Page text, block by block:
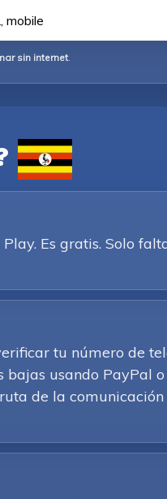
mobile
sin internet.
Es gratis. Solo
tu número de
usando PayPal
de la